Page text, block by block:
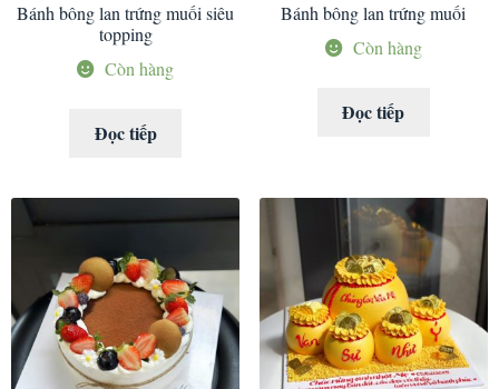
Bánh bông lan trứng muối siêu
topping
Còn hàng
Đọc tiếp
Bánh bông lan trứng muối
Còn hàng
Đọc tiếp